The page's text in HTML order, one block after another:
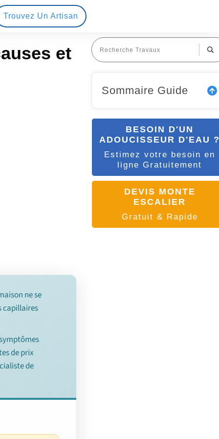
Trouvez Un Artisan
et
ne se
capillaires
de prix
de
Sommaire Guide
BESOIN D'UN
ADOUCISSEUR D'EAU
Estimez votre besoin en
ligne Gratuitement
DEVIS MONTE
ESCALIER
Gratuit & Rapide